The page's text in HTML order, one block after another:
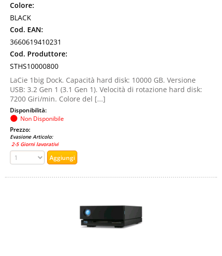
Colore:
BLACK
Cod. EAN:
3660619410231
Cod. Produttore:
STHS10000800
LaCie 1big Dock. Capacità hard disk: 10000 GB. Versione
USB: 3.2 Gen 1 (3.1 Gen 1). Velocità di rotazione hard disk:
7200 Giri/min. Colore del [...]
Disponibilità:
Non Disponibile
Prezzo:
Evasione Articolo:
2-5 Giorni lavorativi